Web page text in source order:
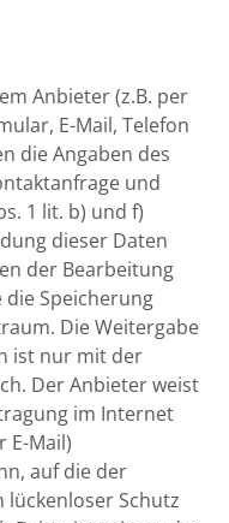
Anbieter (z.B. per
E-Mail, Telefon
die Angaben des
und
1 lit. b) und f)
dieser Daten
der Bearbeitung
Speicherung
Die Weitergabe
ist nur mit der
Der Anbieter weist
im Internet
E-Mail)
auf die der
lückenloser Schutz